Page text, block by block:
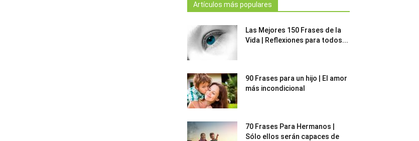
Artículos más populares
Las Mejores 150 Frases de la
Vida | Reflexiones para todos...
90 Frases para un hijo | El amor
más incondicional
70 Frases Para Hermanos |
Sólo ellos serán capaces de